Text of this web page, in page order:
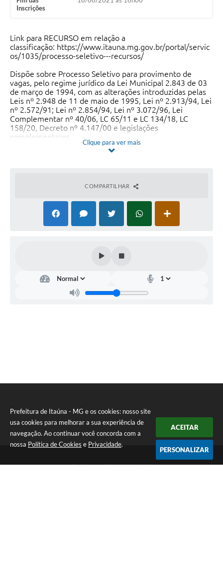
Prefeitura de Itaúna - MG e os cookies: nosso site
usa cookies para melhorar a sua experiência de
navegação. Ao continuar você concorda com a
nossa Política de Cookies e Privacidade.
ACEITAR
PERSONALIZAR
Inscrições
Link para RECURSO em relação a
classificação: https://www.itauna.mg.gov.br/portal/servic
os/1035/processo-seletivo---recursos/
Dispõe sobre Processo Seletivo para provimento de
vagas, pelo regime jurídico da Lei Municipal 2.843 de 03
de março de 1994, com as alterações introduzidas pelas
Leis nº 2.948 de 11 de maio de 1995, Lei nº 2.913/94, Lei
nº 2.572/91; Lei nº 2.854/94, Lei nº 3.072/96, Lei
Complementar nº 40/06, LC 65/11 e LC 134/18, LC
158/20, Decreto nº 4.147/00 e legislações
complementares.
A Comissão do Processo Seletivo da Secretaria Municipal
5.865 de 11 de março de 2021 faz saber a todos quantos
do presente edital que fará realizar Processo Seletivo
Simplificado, para preenchimento de eventuais vagas –
cadastro de reserva, que por ventura surgirem durante o
prazo de validade do Processo Seletivo, conforme
cláusulas e condições a seguir.
Clique para ver mais
COMPARTILHAR
Telefone: (37) 3249-9500